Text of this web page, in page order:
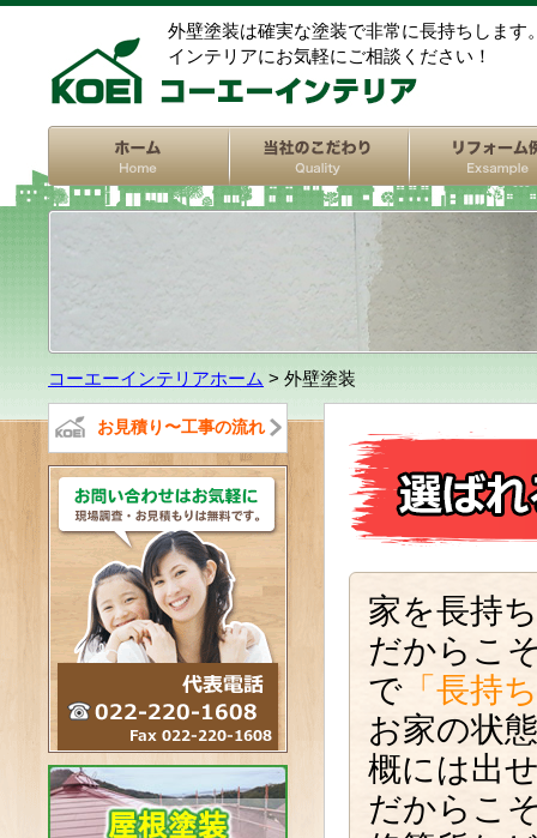
外壁塗装は確実な塗装で非常に長持ちしま
インテリアにお気軽にご相談ください！
コーエーインテリアホーム > 外壁塗装
お見積り〜工事の流れ
家を長持
だからこ
で 「長持
お家の状
概には出
だからこ